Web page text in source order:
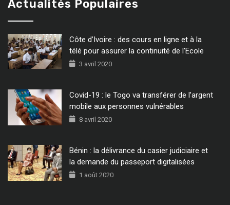
Actualités Populaires
Côte d’Ivoire : des cours en ligne et à la
télé pour assurer la continuité de l’Ecole
3 avril 2020
Covid-19 : le Togo va transférer de l’argent
mobile aux personnes vulnérables
8 avril 2020
Bénin : la délivrance du casier judiciaire et
la demande du passeport digitalisées
1 août 2020